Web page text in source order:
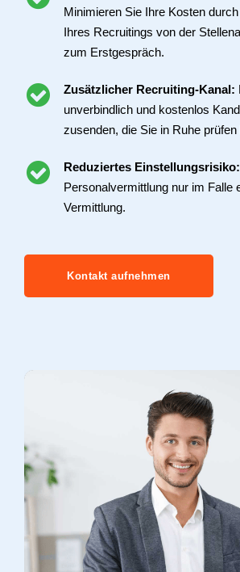
Minimieren Sie Ihre Kosten
Ihres Recruitings von der
zum Erstgespräch.
Zusätzlicher Recruiting-Kanal:
unverbindlich und kostenlos
zusenden, die Sie in Ruhe prüfen
Reduziertes Einstellungsrisiko:
Personalvermittlung nur im Falle
Vermittlung.
Kontakt aufnehmen